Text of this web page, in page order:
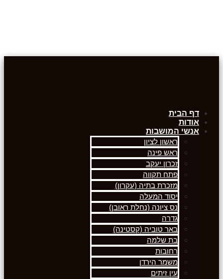
דף הבית
אודות
אנשי המושבות
ראשון לציון
ראש פינה
זכרון יעקב
פתח תקווה
מזכרת בתיה (עקרון)
יסוד המעלה
נס ציונה (נחלת ראובן)
גדרה
באר טוביה (קסטינה)
בת שלמה
רחובות
משמר הירדן
עין זיתים